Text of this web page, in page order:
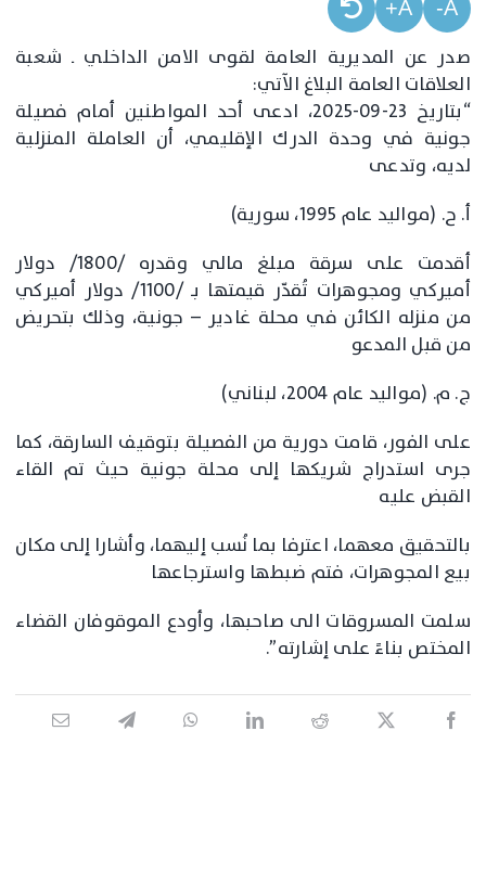
A-
A+
صدر عن المديرية العامة لقوى الامن الداخلي ـ شعبة
العلاقات العامة البلاغ الآتي:
“بتاريخ 23-09-2025، ادعى أحد المواطنين أمام فصيلة
جونية في وحدة الدرك الإقليمي، أن العاملة المنزلية
لديه، وتدعى
أ. ح. (مواليد عام 1995، سورية)
أقدمت على سرقة مبلغ مالي وقدره /1800/ دولار
أميركي ومجوهرات تُقدّر قيمتها بـ /1100/ دولار أميركي
من منزله الكائن في محلة غادير – جونية، وذلك بتحريض
من قبل المدعو
ج. م. (مواليد عام 2004، لبناني)
على الفور، قامت دورية من الفصيلة بتوقيف السارقة، كما
جرى استدراج شريكها إلى محلة جونية حيث تم القاء
القبض عليه
بالتحقيق معهما، اعترفا بما نُسب إليهما، وأشارا إلى مكان
بيع المجوهرات، فتم ضبطها واسترجاعها
سلمت المسروقات الى صاحبها، وأودع الموقوفان القضاء
المختص بناءً على إشارته”.